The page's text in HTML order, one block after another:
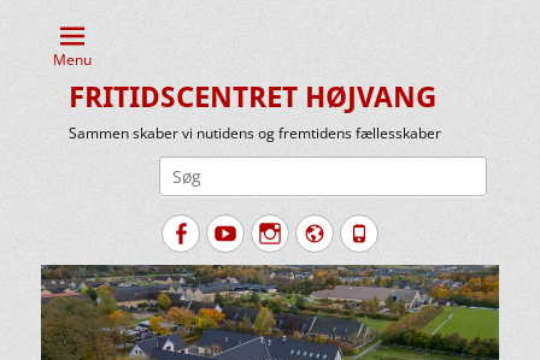
Menu
FRITIDSCENTRET HØJVANG
Sammen skaber vi nutidens og fremtidens fællesskaber
FacebookYouTubeInstagram
Website
Tlf.